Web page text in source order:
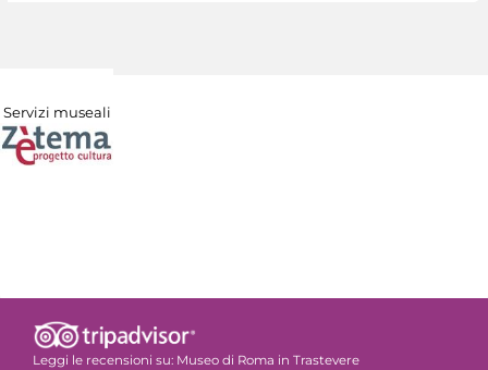
Servizi museali
Leggi le recensioni su: Museo di Roma in Trastevere